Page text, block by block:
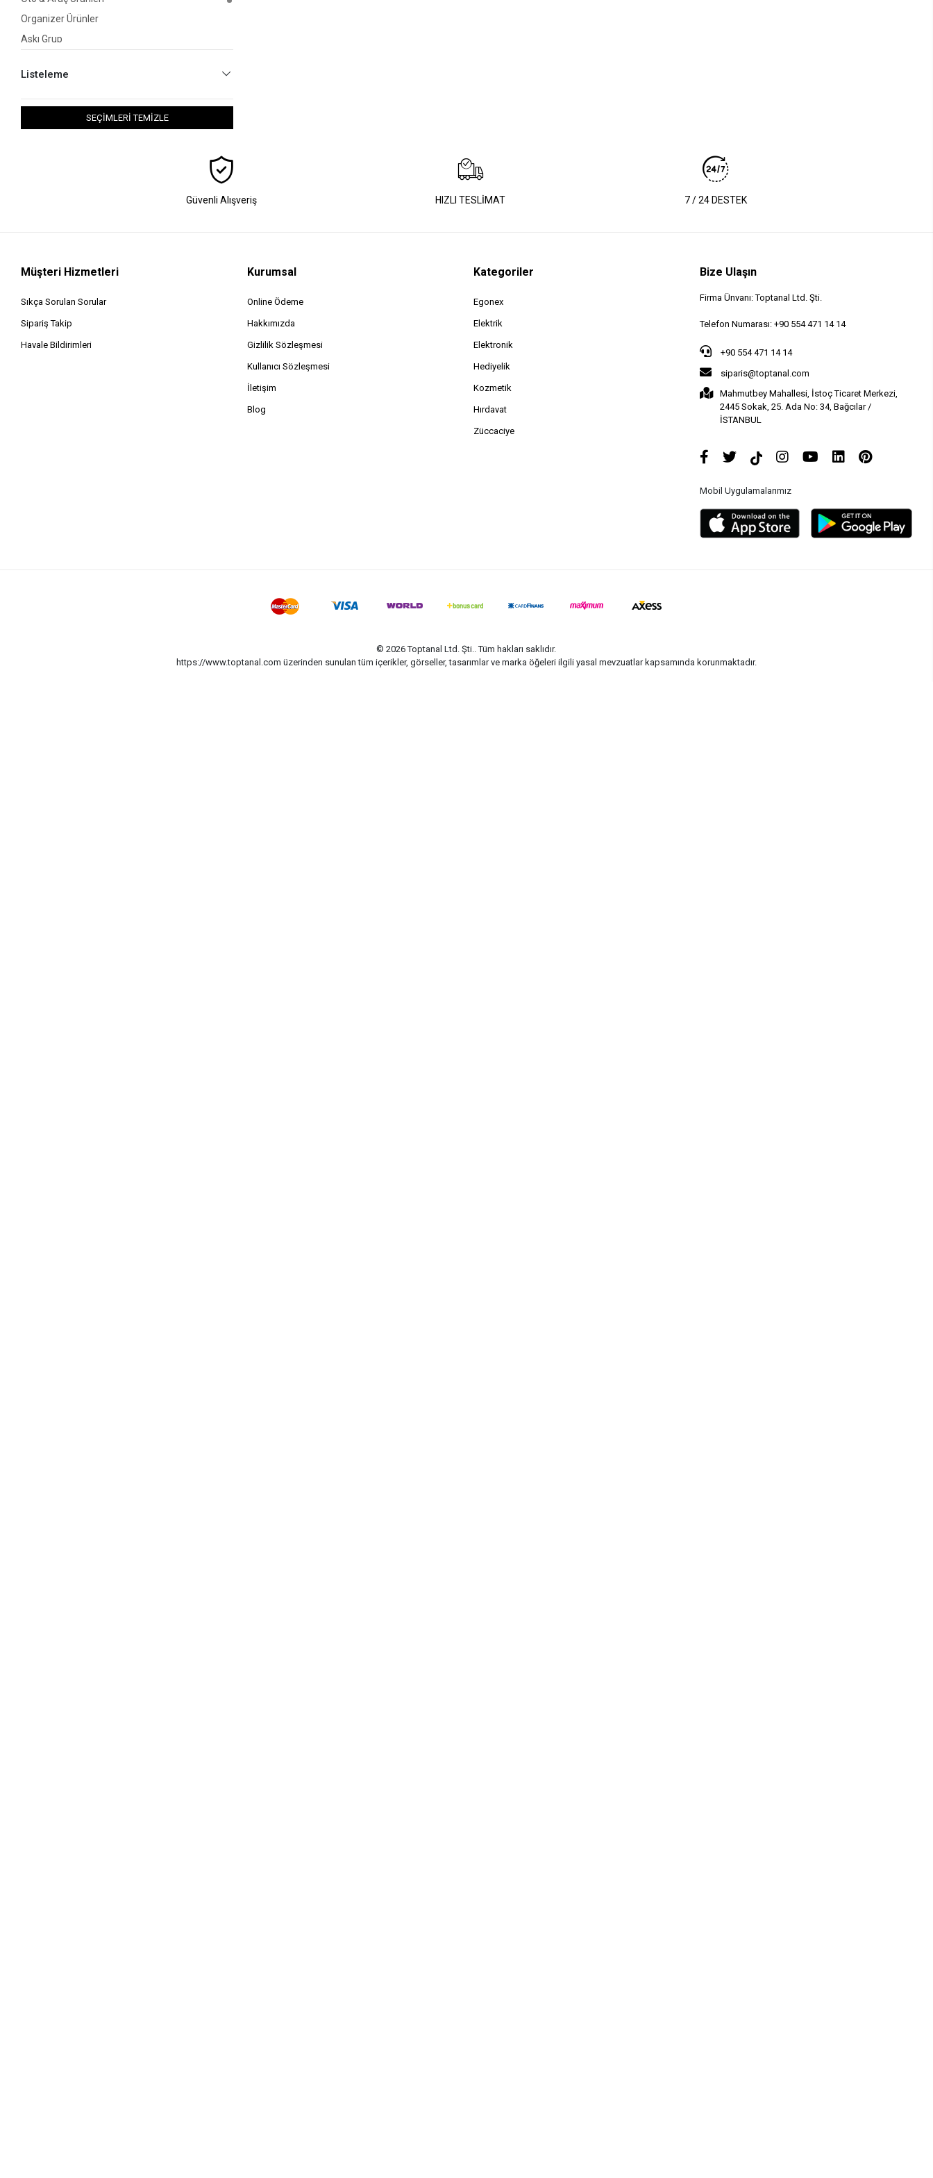
Organizer Ürünler
Askı Grup
Yaşam Destek Ürünleri
Listeleme
SEÇİMLERİ TEMİZLE
Güvenli Alışveriş HIZLI TESLİMAT 7 / 24 DESTEK
Müşteri Hizmetleri
Sıkça Sorulan Sorular
Sipariş Takip
Havale Bildirimleri
Kurumsal
Online Ödeme
Hakkımızda
Gizlilik Sözleşmesi
Kullanıcı Sözleşmesi
İletişim
Blog
Kategoriler
Egonex
Elektrik
Elektronik
Hediyelik
Kozmetik
Hırdavat
Züccaciye
Bize Ulaşın
Firma Ünvanı: Toptanal Ltd. Şti.
Telefon Numarası: +90 554 471 14 14
+90 554 471 14 14
siparis@toptanal.com
Mahmutbey Mahallesi, İstoç Ticaret Merkezi,
2445 Sokak, 25. Ada No: 34, Bağcılar /
İSTANBUL
Mobil Uygulamalarımız
© 2026 Toptanal Ltd. Şti.. Tüm hakları saklıdır.
https://www.toptanal.com üzerinden sunulan tüm içerikler, görseller, tasarımlar ve marka öğeleri ilgili yasal mevzuatlar kapsamında korunmaktadır.